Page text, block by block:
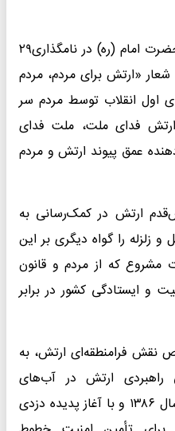
وی با اشاره به یادگار ارزشمند حضرت امام (ره) در نامگذاری۲۹
«ارتش برای مردم، مردم
اول انقلاب توسط مردم سر
فدای ملت، ملت فدای
عمق پیوند ارتش و مردم
ارتش در کمک‌رسانی به
زلزله را گواه دیگری بر این
مشروع که از مردم و قانون
و ایستادگی کشور در برابر
فرامنطقه‌ای ارتش، به
راهبردی ارتش در آب‌های
بین‌المللی اشاره کرد و گفت: از سال ۱۳۸۶ و با آغاز پدیده دزدی